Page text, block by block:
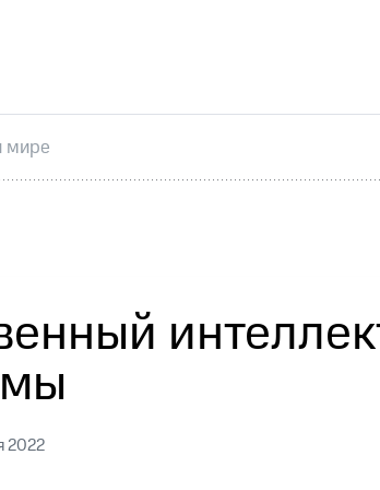
отчетностьКонтактыНовости в
капиталКонтроль и аудит
мире
2022